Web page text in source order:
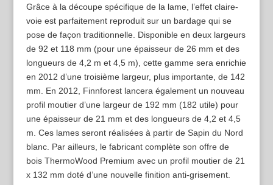
Grâce à la découpe spécifique de la lame, l’effet claire-
voie est parfaitement reproduit sur un bardage qui se
pose de façon traditionnelle. Disponible en deux largeurs
de 92 et 118 mm (pour une épaisseur de 26 mm et des
longueurs de 4,2 m et 4,5 m), cette gamme sera enrichie
en 2012 d’une troisième largeur, plus importante, de 142
mm. En 2012, Finnforest lancera également un nouveau
profil moutier d’une largeur de 192 mm (182 utile) pour
une épaisseur de 21 mm et des longueurs de 4,2 et 4,5
m. Ces lames seront réalisées à partir de Sapin du Nord
blanc. Par ailleurs, le fabricant complète son offre de
bois ThermoWood Premium avec un profil moutier de 21
x 132 mm doté d’une nouvelle finition anti-grisement.